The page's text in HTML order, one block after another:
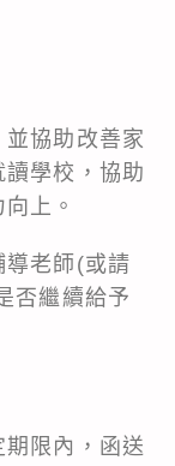
協助改善家
學校，協助
上。
導老師(或請
否繼續給予
限內，函送